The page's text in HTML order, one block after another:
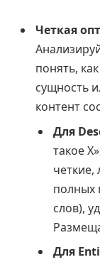
Четкая
понять,
сущность
контент
Для
такое
полных
слов),
Для